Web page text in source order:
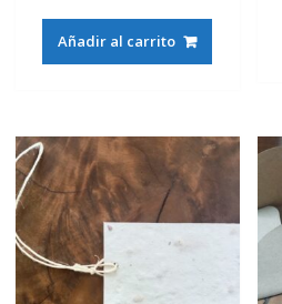
Añadir al carrito